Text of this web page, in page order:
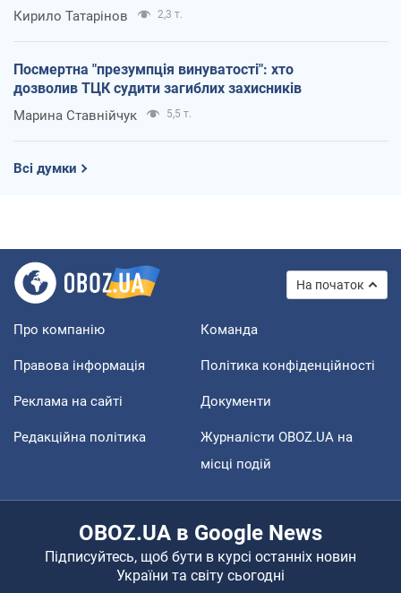
Кирило Татарінов 2,3 т.
Посмертна "презумпція винуватості": хто
дозволив ТЦК судити загиблих захисників
Марина Ставнійчук 5,5 т.
Всі думки
На початок
Про компанію Команда
Правова інформація Політика конфіденційності
Реклама на сайті Документи
Редакційна політика
Журналісти OBOZ.UA на
місці подій
OBOZ.UA в Google News
Підписуйтесь, щоб бути в курсі останніх новин
України та світу сьогодні